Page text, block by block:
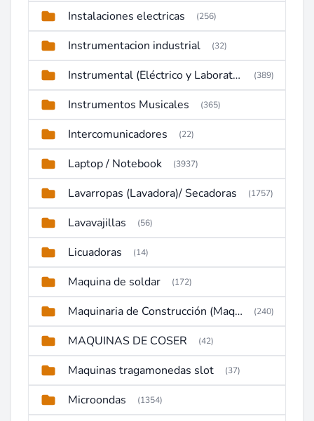
Instalaciones electricas (256)
Instrumentacion industrial (32)
Instrumental (Eléctrico y Laboratorio) (389)
Instrumentos Musicales (365)
Intercomunicadores (22)
Laptop / Notebook (3937)
Lavarropas (Lavadora)/ Secadoras (1757)
Lavavajillas (56)
Licuadoras (14)
Maquina de soldar (172)
Maquinaria de Construcción (Maquinaria Pesada) (240)
MAQUINAS DE COSER (42)
Maquinas tragamonedas slot (37)
Microondas (1354)